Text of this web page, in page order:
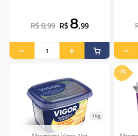
R$ 8,99 R$ 8,99
1kg
- 3%